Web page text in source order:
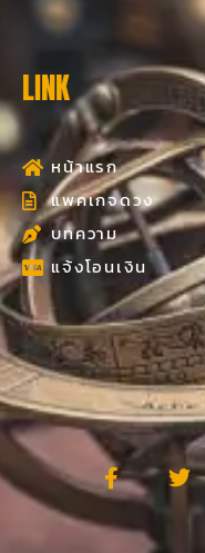
LINK
หน้าแรก
แพคเกจดวง
บทความ
แจ้งโอนเงิน
F
a
e
T
w